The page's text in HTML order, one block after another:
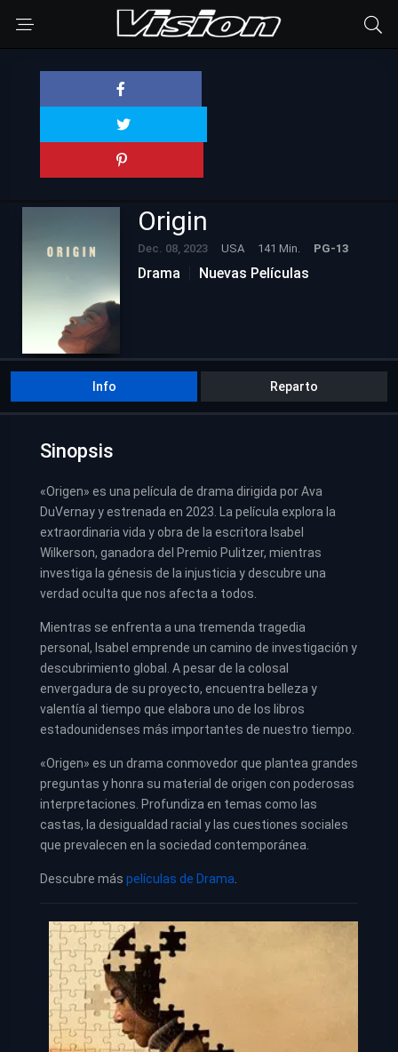
Origin
Dec. 08, 2023 USA 141 Min. PG-13
Drama Nuevas Películas
Info Reparto
Sinopsis
«Origen» es una película de drama dirigida por Ava
DuVernay y estrenada en 2023. La película explora la
extraordinaria vida y obra de la escritora Isabel
Wilkerson, ganadora del Premio Pulitzer, mientras
investiga la génesis de la injusticia y descubre una
verdad oculta que nos afecta a todos.
Mientras se enfrenta a una tremenda tragedia
personal, Isabel emprende un camino de investigación y
descubrimiento global. A pesar de la colosal
envergadura de su proyecto, encuentra belleza y
valentía al tiempo que elabora uno de los libros
estadounidenses más importantes de nuestro tiempo.
«Origen» es un drama conmovedor que plantea grandes
preguntas y honra su material de origen con poderosas
interpretaciones. Profundiza en temas como las
castas, la desigualdad racial y las cuestiones sociales
que prevalecen en la sociedad contemporánea.
Descubre más películas de Drama